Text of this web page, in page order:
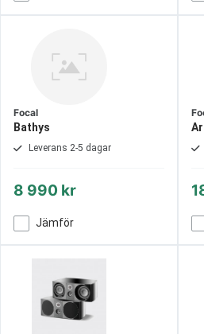
Focal
Bathys
Leverans 2-5 dagar
8 990 kr
Jämför